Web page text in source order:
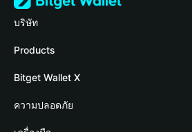
บริษัท
เกี่ยวกับ Bitget Wallet
Blog
Academy
Products
Crypto Card
Stablecoin Earn
Bitget Wallet X
นักพัฒนา
ความปลอดภัย